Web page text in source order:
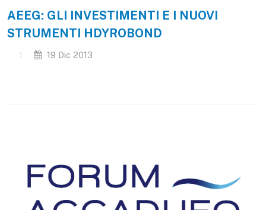
AEEG: GLI INVESTIMENTI E I NUOVI
STRUMENTI HDYROBOND
19 Dic 2013